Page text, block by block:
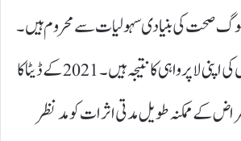
450 کروڑ لوگ صحت کی بنیادی سہولیات سے محروم ہیں۔
بہت سی بیماریاں لوگوں کی اپنی لاپرواہی کا نتیجہ ہیں۔ 2021 کے ڈیٹا کا
وبائی امراض کے ممکنہ طویل مدتی اثرات کو مدنظر